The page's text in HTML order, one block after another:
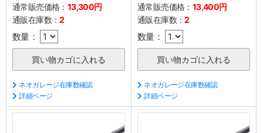
通常販売価格： 13,300円
通販在庫数：2
数量：
ネオガレージ在庫数確認
詳細ページ
通常販売価格： 13,400円
通販在庫数：2
数量：
ネオガレージ在庫数確認
詳細ページ